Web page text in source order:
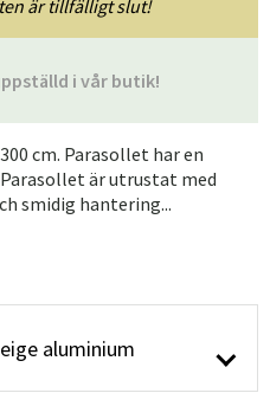
i vår butik!
är tillfälligt slut!
cm. Parasollet har en
är utrustat med
smidig hantering...
aluminium